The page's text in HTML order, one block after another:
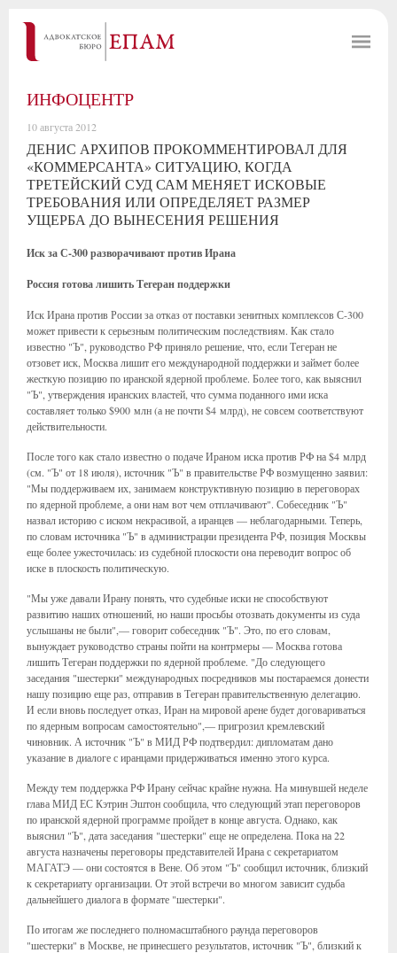
ИНФОЦЕНТР
10 августа 2012
ДЕНИС АРХИПОВ ПРОКОММЕНТИРОВАЛ ДЛЯ
«КОММЕРСАНТА» СИТУАЦИЮ, КОГДА
ТРЕТЕЙСКИЙ СУД САМ МЕНЯЕТ ИСКОВЫЕ
ТРЕБОВАНИЯ ИЛИ ОПРЕДЕЛЯЕТ РАЗМЕР
УЩЕРБА ДО ВЫНЕСЕНИЯ РЕШЕНИЯ
Иск за С-300 разворачивают против Ирана
Россия готова лишить Тегеран поддержки
Иск Ирана против России за отказ от поставки зенитных комплексов С-300
может привести к серьезным политическим последствиям. Как стало
известно "Ъ", руководство РФ приняло решение, что, если Тегеран не
отзовет иск, Москва лишит его международной поддержки и займет более
жесткую позицию по иранской ядерной проблеме. Более того, как выяснил
"Ъ", утверждения иранских властей, что сумма поданного ими иска
составляет только $900 млн (а не почти $4 млрд), не совсем соответствуют
действительности.
После того как стало известно о подаче Ираном иска против РФ на $4 млрд
(см. "Ъ" от 18 июля), источник "Ъ" в правительстве РФ возмущенно заявил:
"Мы поддерживаем их, занимаем конструктивную позицию в переговорах
по ядерной проблеме, а они нам вот чем отплачивают". Собеседник "Ъ"
назвал историю с иском некрасивой, а иранцев — неблагодарными. Теперь,
по словам источника "Ъ" в администрации президента РФ, позиция Москвы
еще более ужесточилась: из судебной плоскости она переводит вопрос об
иске в плоскость политическую.
"Мы уже давали Ирану понять, что судебные иски не способствуют
развитию наших отношений, но наши просьбы отозвать документы из суда
услышаны не были",— говорит собеседник "Ъ". Это, по его словам,
вынуждает руководство страны пойти на контрмеры — Москва готова
лишить Тегеран поддержки по ядерной проблеме. "До следующего
заседания "шестерки" международных посредников мы постараемся донести
нашу позицию еще раз, отправив в Тегеран правительственную делегацию.
И если вновь последует отказ, Иран на мировой арене будет договариваться
по ядерным вопросам самостоятельно",— пригрозил кремлевский
чиновник. А источник "Ъ" в МИД РФ подтвердил: дипломатам дано
указание в диалоге с иранцами придерживаться именно этого курса.
Между тем поддержка РФ Ирану сейчас крайне нужна. На минувшей неделе
глава МИД ЕС Кэтрин Эштон сообщила, что следующий этап переговоров
по иранской ядерной программе пройдет в конце августа. Однако, как
выяснил "Ъ", дата заседания "шестерки" еще не определена. Пока на 22
августа назначены переговоры представителей Ирана с секретариатом
МАГАТЭ — они состоятся в Вене. Об этом "Ъ" сообщил источник, близкий
к секретариату организации. От этой встречи во многом зависит судьба
дальнейшего диалога в формате "шестерки".
По итогам же последнего полномасштабного раунда переговоров
"шестерки" в Москве, не принесшего результатов, источник "Ъ", близкий к